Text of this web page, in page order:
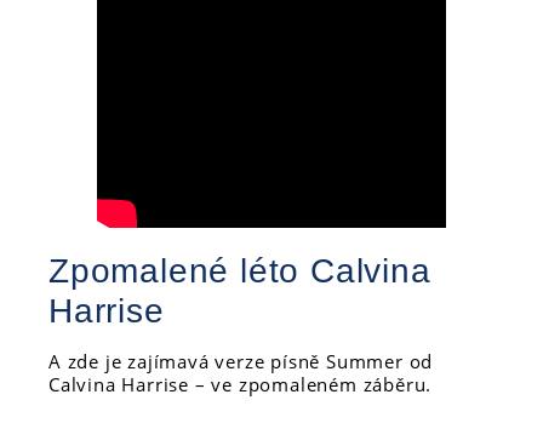
Zpomalené léto Calvina
Harrise
A zde je zajímavá verze písně Summer od
Calvina Harrise – ve zpomaleném záběru.